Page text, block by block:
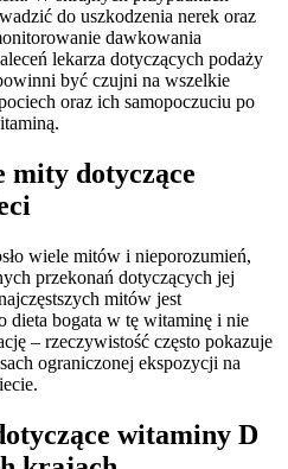
do uszkodzenia nerek oraz
dawkowania
lekarza dotyczących podaży
być czujni na wszelkie
oraz ich samopoczuciu po
mity dotyczące
wiele mitów i nieporozumień,
przekonań dotyczących jej
mitów jest
dieta bogata w tę witaminę i nie
– rzeczywistość często pokazuje
ograniczonej ekspozycji na
witaminy D